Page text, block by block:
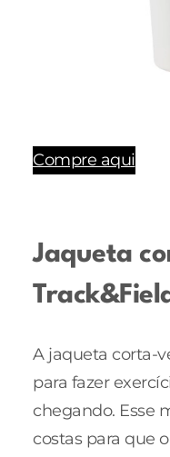
Compre aqui
Jaqueta
A jaqueta corta-
para fazer
chegando. Esse
costas para que